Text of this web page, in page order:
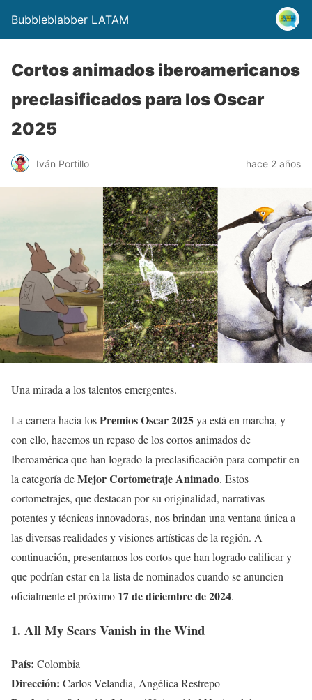
Bubbleblabber LATAM
Cortos animados iberoamericanos
preclasificados para los Oscar
2025
Iván Portillo hace 2 años
Una mirada a los talentos emergentes.
La carrera hacia losPremios Oscar 2025ya está en marcha, y
con ello, hacemos un repaso de los cortos animados de
Iberoamérica que han logrado la preclasificación para competir en
la categoría deMejor Cortometraje Animado. Estos
cortometrajes, que destacan por su originalidad, narrativas
potentes y técnicas innovadoras, nos brindan una ventana única a
las diversas realidades y visiones artísticas de la región. A
continuación, presentamos los cortos que han logrado calificar y
que podrían estar en la lista de nominados cuando se anuncien
oficialmente el próximo 17 de diciembre de 2024.
1. All My Scars Vanish in the Wind
País: Colombia
Dirección: Carlos Velandia, Angélica Restrepo